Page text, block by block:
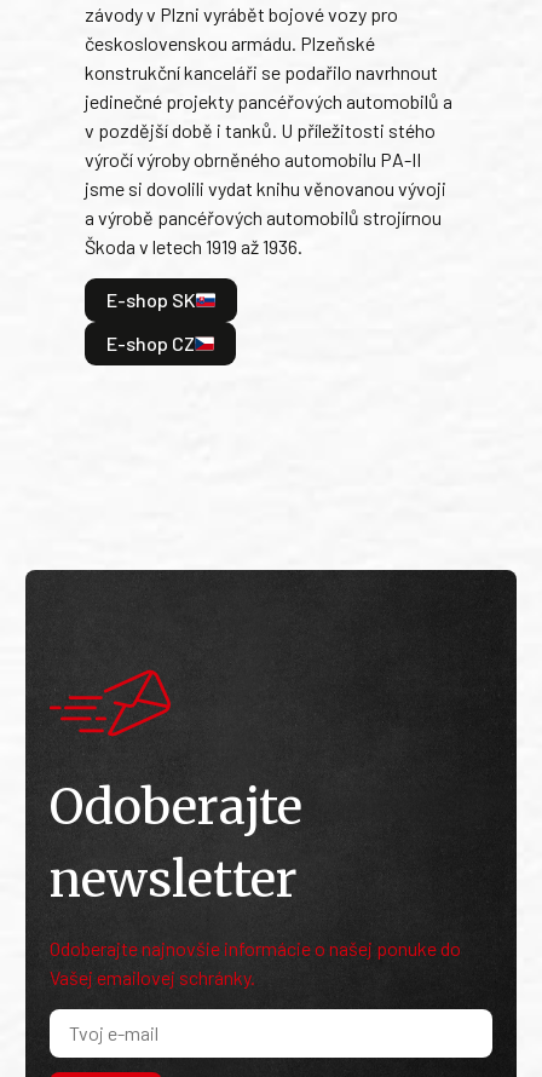
závody v Plzni vyrábět bojové vozy pro
československou armádu. Plzeňské
konstrukční kanceláři se podařilo navrhnout
jedinečné projekty pancéřových automobilů a
v pozdější době i tanků. U příležitosti stého
výročí výroby obrněného automobilu PA-II
jsme si dovolili vydat knihu věnovanou vývoji
a výrobě pancéřových automobilů strojírnou
Škoda v letech 1919 až 1936.
E-shop SK
E-shop CZ
Odoberajte
newsletter
Odoberajte najnovšie informácie o našej ponuke do
Vašej emailovej schránky.